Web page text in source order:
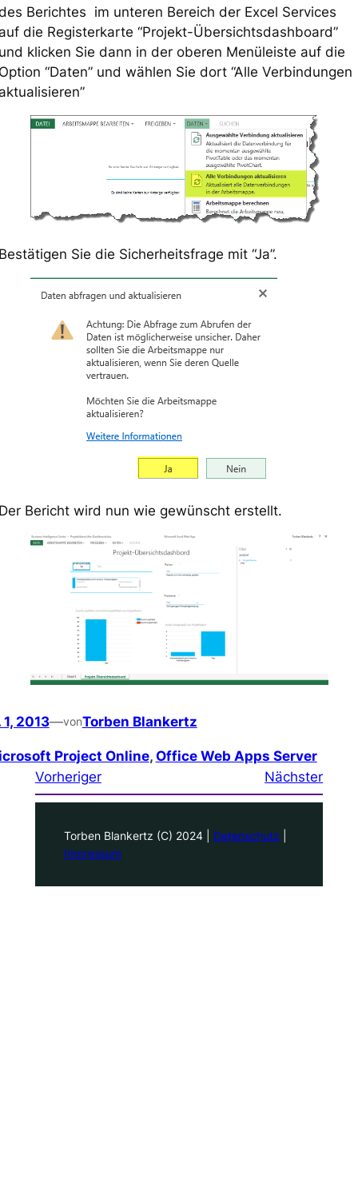
Berichtes im unteren Bereich der Excel Services
die Registerkarte “Projekt-Übersichtsdashboard”
klicken Sie dann in der oberen Menüleiste auf die
“Daten” und wählen Sie dort “Alle Verbindungen
Sie die Sicherheitsfrage mit “Ja”.
Bericht wird nun wie gewünscht erstellt.
2013—vonTorben Blankertz
Project Online, Office Web Apps Server
Vorheriger
Nächster
Torben Blankertz (C) 2024 | Datenschutz
Impressum